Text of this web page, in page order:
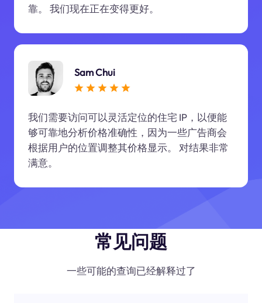
靠。 我们现在正在变得更好。
Sam Chui
我们需要访问可以灵活定位的住宅 IP，以便能
够可靠地分析价格准确性，因为一些广告商会
根据用户的位置调整其价格显示。 对结果非常
满意。
常见问题
一些可能的查询已经解释过了